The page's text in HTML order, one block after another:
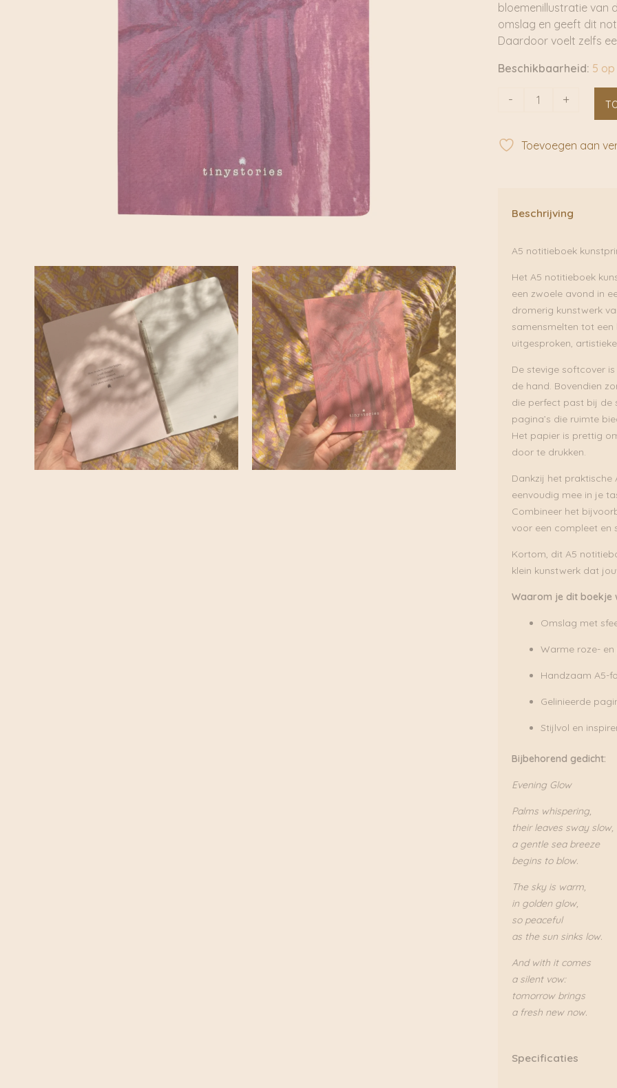
bloemenillustratie van
omslag en geeft dit
Daardoor voelt zelfs
Beschikbaarheid: 5
-
Notebook
+
Toevoegen aan
Beschrijving
A5 notitieboek
Het A5 notitieboek
een zwoele avond in
dromerig kunstwerk
samensmelten tot
uitgesproken,
De stevige softcover
de hand. Bovendien
die perfect past bij de
pagina’s die ruimte
Het papier is prettig
door te drukken.
Dankzij het praktische
eenvoudig mee in je
Combineer het
voor een compleet en
Kortom, dit A5
klein kunstwerk dat
Waarom je dit boekje
Omslag met
Warme roze-
Handzaam A5-
Gelinieerde
Stijlvol en
Bijbehorend gedicht:
Evening Glow
Palms whispering,
their leaves sway slow,
a gentle sea breeze
begins to blow.
The sky is warm,
in golden glow,
so peaceful
as the sun sinks low.
And with it comes
a silent vow:
tomorrow brings
a fresh new now.
Specificaties